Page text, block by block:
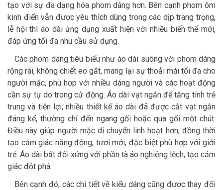
tạo với sự đa dạng hóa phom dáng hơn. Bên cạnh phom ôm
kinh điển vẫn được yêu thích dùng trong các dịp trang trọng,
lễ hội thì áo dài ứng dụng xuất hiện với nhiều biến thể mới,
đáp ứng tối đa nhu cầu sử dụng.
Các phom dáng tiêu biểu như áo dài suông với phom dáng
rộng rãi, không chiết eo gắt, mang lại sự thoải mái tối đa cho
người mặc, phù hợp với nhiều dáng người và các hoạt động
cần sự tự do trong cử động. Áo dài vạt ngắn để tăng tính trẻ
trung và tiện lợi, nhiều thiết kế áo dài đã được cắt vạt ngắn
đáng kể, thường chỉ đến ngang gối hoặc qua gối một chút.
Điều này giúp người mặc di chuyển linh hoạt hơn, đồng thời
tạo cảm giác năng động, tươi mới, đặc biệt phù hợp với giới
trẻ. Áo dài bất đối xứng với phần tà áo nghiêng lệch, tạo cảm
giác đột phá.
Bên cạnh đó, các chi tiết về kiểu dáng cũng được thay đổi